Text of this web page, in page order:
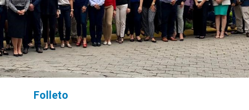
Folleto